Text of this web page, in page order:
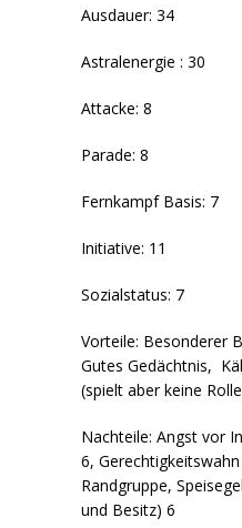
Ausdauer: 34
Astralenergie : 30
Attacke: 8
Parade: 8
Fernkampf Basis: 7
Initiative: 11
Sozialstatus: 7
Vorteile: Besonderer
Gutes Gedächtnis,
(spielt aber keine
Nachteile: Angst vor
6,
Randgruppe,
und Besitz) 6